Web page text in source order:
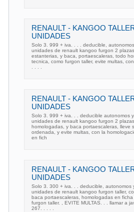
RENAULT - KANGOO
UNIDADES
Solo 3. 999 + iva. . . . deducible,
unidades de renault kangoo furgon 2
estanterias, y baca, portaescaleras, todo
tecnica, como furgon taller, evite multas,
. . . .
RENAULT - KANGOO
UNIDADES
Solo 3. 999 + iva. . . deducible autonomos
unidades de renault kangoo furgon 2
homologadas, y baca portaescaleras, lleve
ordenada, y evite multas, con la
en fich
RENAULT - KANGOO
UNIDADES
Solo 3. 300 + iva. . . deducible, autonomos
unidades de renault kangoo furgon taller,
baca portaescaleras, homologadas en ficha
furgon taller. , EVITE MULTAS. . . llamar a
267. . . . .